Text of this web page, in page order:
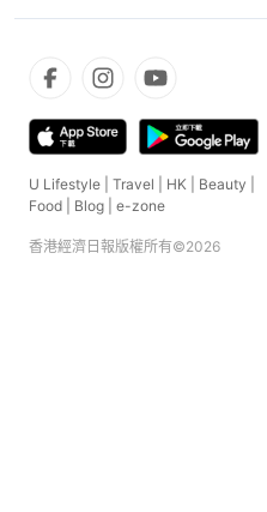
U Lifestyle Travel HK Beauty
Food
Blog e-zone
香港經濟日報版權所有©2026